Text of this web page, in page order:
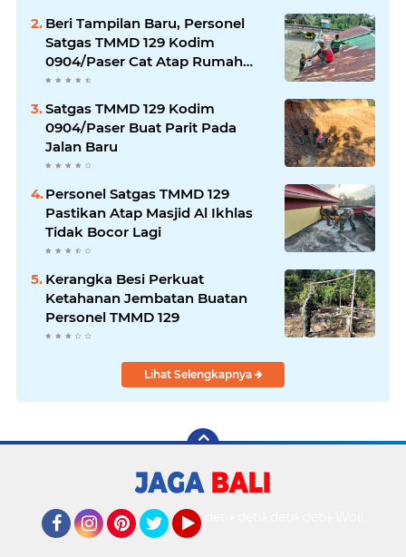
Beri Tampilan Baru, Personel
Satgas TMMD 129 Kodim
0904/Paser Cat Atap Rumah
Marbot
Satgas TMMD 129 Kodim
0904/Paser Buat Parit Pada
Jalan Baru
Personel Satgas TMMD 129
Pastikan Atap Masjid Al Ikhlas
Tidak Bocor Lagi
Kerangka Besi Perkuat
Ketahanan Jembatan Buatan
Personel TMMD 129
Lihat Selengkapnya